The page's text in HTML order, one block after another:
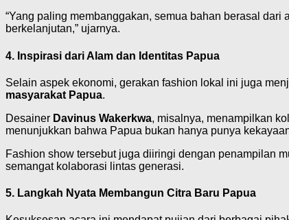
“Yang paling membanggakan, semua bahan berasal
berkelanjutan,” ujarnya.
4. Inspirasi dari Alam dan Identitas Papua
Selain aspek ekonomi, gerakan fashion lokal ini juga
masyarakat Papua.
Desainer Davinus Wakerkwa, misalnya, menampilkan
menunjukkan bahwa Papua bukan hanya punya
Fashion show tersebut juga diiringi dengan penampilan
semangat kolaborasi lintas generasi.
5. Langkah Nyata Membangun Citra Baru Papua